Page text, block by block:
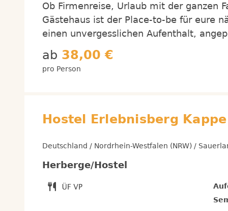
Ob Firmenreise, Urlaub mit der ganzen
Gästehaus ist der Place-to-be für eure
einen unvergesslichen Aufenthalt,
ab 38,00 €
pro Person
Hostel Erlebnisberg Kappe
Deutschland / Nordrhein-Westfalen (NRW) /
Herberge/Hostel